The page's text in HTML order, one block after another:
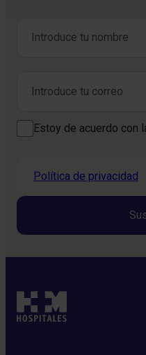
Consentimiento *
Estoy de acuerdo con
Política de privacidad